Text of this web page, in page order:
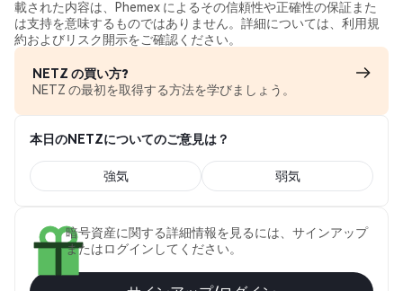
載された内容は、Phemex によるその信頼性や正確性の保証また
は支持を意味するものではありません。詳細については、利用規
約およびリスク開示をご確認ください。
NETZ の買い方?
NETZ の最初を取得する方法を学びましょう。
本日のNETZについてのご意見は？
強気 弱気
暗号資産に関する詳細情報を見るには、サインアップ
またはログインしてください。